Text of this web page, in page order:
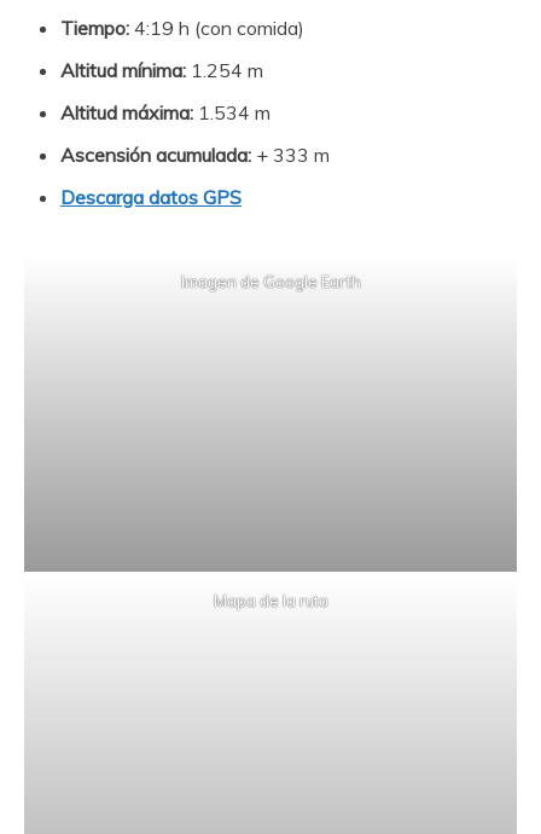
Tiempo: 4:19 h (con comida)
Altitud mínima: 1.254 m
Altitud máxima: 1.534 m
Ascensión acumulada: + 333 m
Descarga datos GPS
Imagen de Google Earth
Mapa de la ruta